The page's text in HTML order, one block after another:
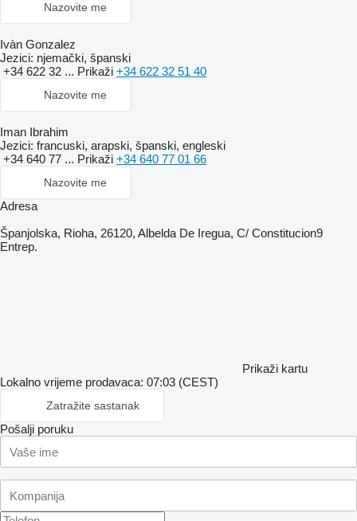
Nazovite me
Ivàn Gonzalez
Jezici: njemački, španski
+34 622 32 ... Prikaži +34 622 32 51 40
Nazovite me
Iman Ibrahim
Jezici: francuski, arapski, španski, engleski
+34 640 77 ... Prikaži +34 640 77 01 66
Nazovite me
Adresa
Španjolska, Rioha, 26120, Albelda De Iregua, C/ Constitucion9
Entrep.
Prikaži kartu
Lokalno vrijeme prodavaca: 07:03 (CEST)
Zatražite sastanak
Pošalji poruku